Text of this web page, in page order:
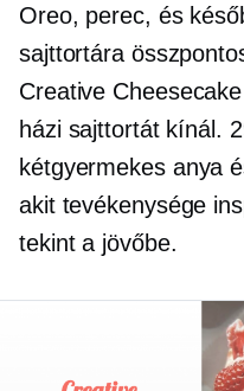
Oreo, perec, és
sajttortára
Creative
házi sajttortát kínál.
kétgyermekes anya
akit tevékenysége
tekint a jövőbe.